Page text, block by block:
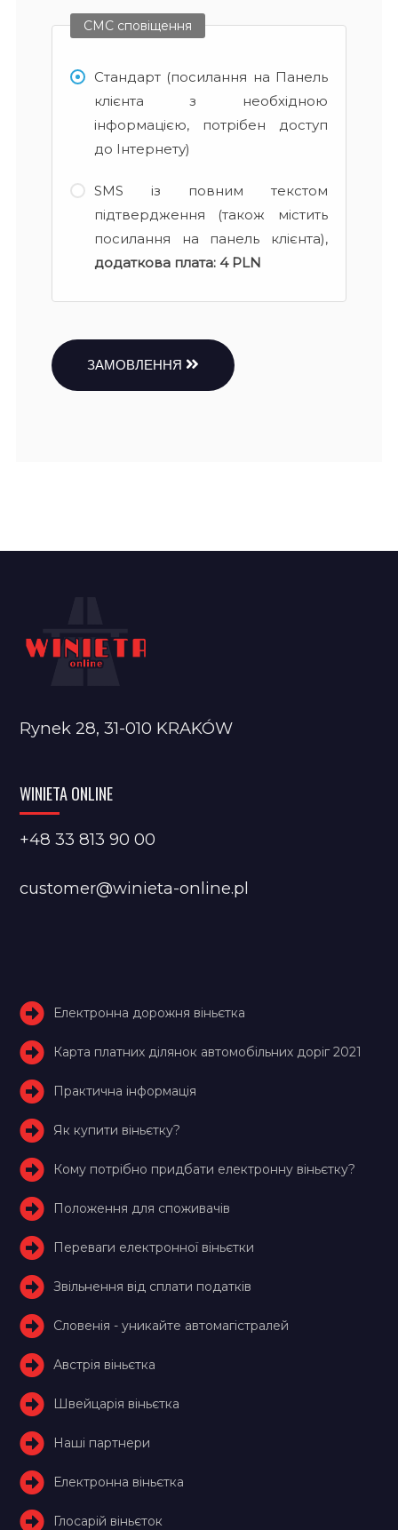
СМС сповіщення
Стандарт (посилання на Панель
клієнта з необхідною
інформацією, потрібен доступ
до Інтернету)
SMS із повним текстом
підтвердження (також містить
посилання на панель клієнта),
додаткова плата: 4 PLN
ЗАМОВЛЕННЯ
Rynek 28, 31-010 KRAKÓW
WINIETA ONLINE
+48 33 813 90 00
customer@winieta-online.pl
Електронна дорожня віньєтка
Карта платних ділянок автомобільних доріг 2021
Практична інформація
Як купити віньєтку?
Кому потрібно придбати електронну віньєтку?
Положення для споживачів
Переваги електронної віньєтки
Звільнення від сплати податків
Словенія - уникайте автомагістралей
Австрія віньєтка
Швейцарія віньєтка
Наші партнери
Електронна віньєтка
Глосарій віньєток